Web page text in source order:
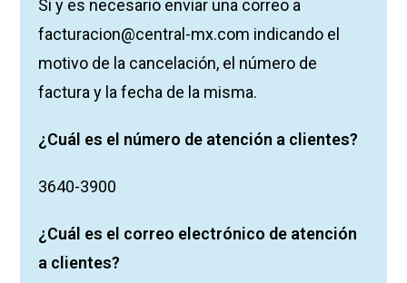
Si y es necesario enviar una correo a
facturacion@central-mx.com indicando el
motivo de la cancelación, el número de
factura y la fecha de la misma.
¿Cuál es el número de atención a clientes?
3640-3900
¿Cuál es el correo electrónico de atención
a clientes?